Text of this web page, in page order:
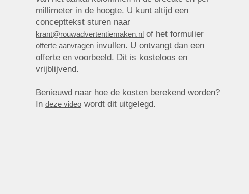
millimeter in de hoogte. U kunt altijd een
concepttekst sturen naar
krant@rouwadvertentiemaken.nl of het formulier
offerte aanvragen invullen. U ontvangt dan een
offerte en voorbeeld. Dit is kosteloos en
vrijblijvend.
Benieuwd naar hoe de kosten berekend worden?
In deze video wordt dit uitgelegd.